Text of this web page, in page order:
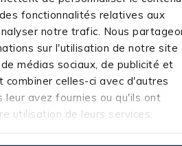
fonctionnalités relatives aux
notre trafic. Nous
sur l'utilisation de notre site
médias sociaux, de publicité et
combiner celles-ci avec d'autres
leur avez fournies ou qu'ils ont
utilisation de leurs services.
SP 350K
118016-1